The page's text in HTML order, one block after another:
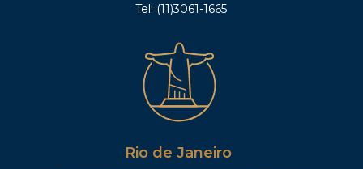
Tel: (11)3061-1665
Rio de Janeiro